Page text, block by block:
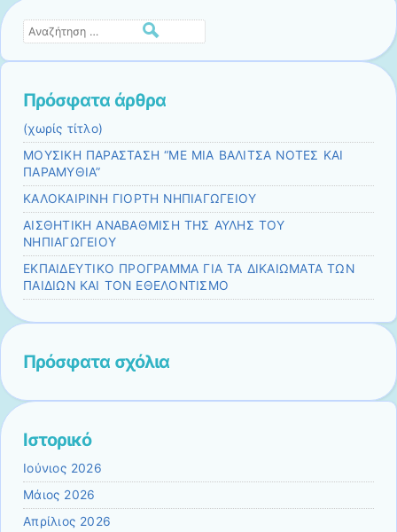
Αναζήτηση
Πρόσφατα άρθρα
(χωρίς τίτλο)
ΜΟΥΣΙΚΗ ΠΑΡΑΣΤΑΣΗ “ΜΕ ΜΙΑ ΒΑΛΙΤΣΑ ΝΟΤΕΣ ΚΑΙ
ΠΑΡΑΜΥΘΙΑ”
ΚΑΛΟΚΑΙΡΙΝΗ ΓΙΟΡΤΗ ΝΗΠΙΑΓΩΓΕΙΟΥ
ΑΙΣΘΗΤΙΚΗ ΑΝΑΒΑΘΜΙΣΗ ΤΗΣ ΑΥΛΗΣ ΤΟΥ
ΝΗΠΙΑΓΩΓΕΙΟΥ
EKΠΑΙΔΕΥΤΙΚΟ ΠΡΟΓΡΑΜΜΑ ΓΙΑ ΤΑ ΔΙΚΑΙΩΜΑΤΑ ΤΩΝ
ΠΑΙΔΙΩΝ ΚΑΙ ΤΟΝ ΕΘΕΛΟΝΤΙΣΜΟ
Πρόσφατα σχόλια
Ιστορικό
Ιούνιος 2026
Μάιος 2026
Απρίλιος 2026